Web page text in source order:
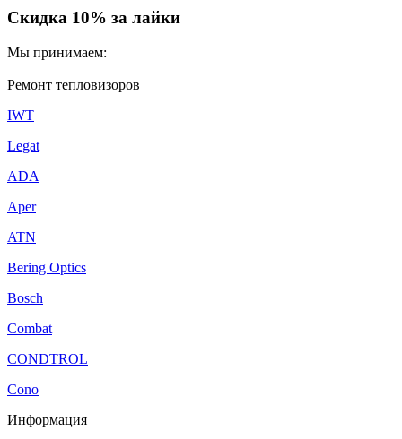
Скидка 10% за лайки
Мы принимаем:
Ремонт тепловизоров
IWT
Legat
ADA
Aper
ATN
Bering Optics
Bosch
Combat
CONDTROL
Cono
Информация